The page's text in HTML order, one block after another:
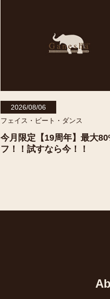
2026/08/06
フェイス・ビート・ダンス
今月限定【19周年】最大
フ！！試すなら今！！